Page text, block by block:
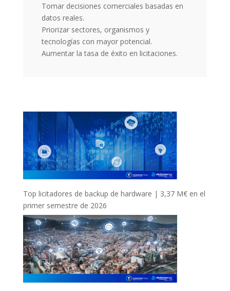
Tomar decisiones comerciales basadas en
datos reales.
Priorizar sectores, organismos y
tecnologías con mayor potencial.
Aumentar la tasa de éxito en licitaciones.
Top licitadores de backup de hardware | 3,37 M€ en el
primer semestre de 2026